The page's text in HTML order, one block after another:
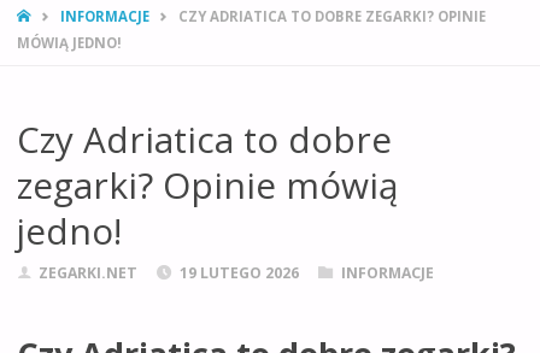
STRONA
GŁÓWNA
INFORMACJE
CZY ADRIATICA TO DOBRE ZEGARKI? OPINIE
MÓWIĄ JEDNO!
Czy Adriatica to dobre
zegarki? Opinie mówią
jedno!
ZEGARKI.NET 19 LUTEGO 2026 INFORMACJE